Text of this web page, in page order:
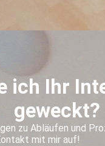
ich Ihr
geweckt?
zu Abläufen und
mit mir auf!